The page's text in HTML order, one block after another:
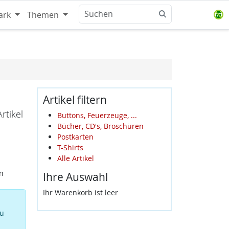
Themen
Artikel filtern
Buttons, Feuerzeuge, ...
Bücher, CD's, Broschüren
Postkarten
T-Shirts
Alle Artikel
Ihre Auswahl
Ihr Warenkorb ist leer